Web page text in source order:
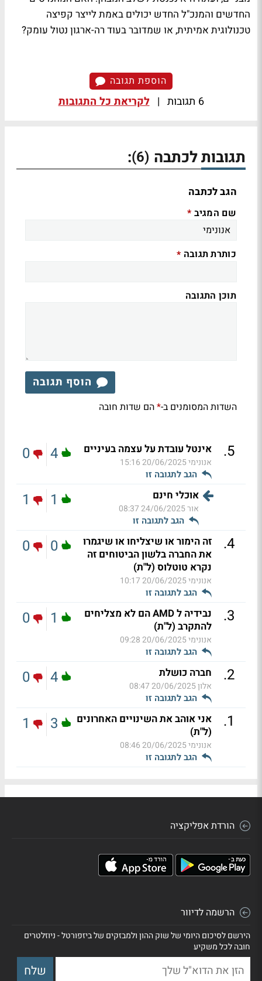
החדשים והמנכ"ל החדש יכולים באמת לייצר קפיצה
טכנולוגית אמיתית, או שמדובר בעוד רה-ארגון נטול עומק?
הוספת תגובה
6 תגובות | לקריאת כל התגובות
תגובות לכתבה (6)
:
הגב לכתבה
שם המגיב *
כותרת תגובה *
תוכן התגובה
הוסף תגובה
השדות המסומנים ב-*הם שדות חובה
5
. אינטל עובדת על עצמה בעיניים
אנונימי20/06/2025 15:16
הגב לתגובה זו
4
0
אוכלי חינם
אור24/06/2025 08:37
הגב לתגובה זו
1
1
4
.
זה הימור או שיצליחו או שיגמרו
את החברה בלשון הביטוחים זה
נקרא טוטלוס (ל"ת)
אנונימי20/06/2025 10:17
הגב לתגובה זו
0
0
3
.
נבידיה ל AMD הם לא מצליחים
להתקרב (ל"ת)
אנונימי20/06/2025 09:28
הגב לתגובה זו
1
0
2
. חברה כושלת
אלון20/06/2025 08:47
הגב לתגובה זו
4
0
1
.
אני אוהב את השינויים האחרונים
(ל"ת)
אנונימי20/06/2025 08:46
הגב לתגובה זו
3
1
הורדת אפליקציה
הרשמה לדיוור
הירשם לסיכום היומי של שוק ההון ולמבזקים של ביזפורטל - ניוזלטרים
חובה לכל משקיע